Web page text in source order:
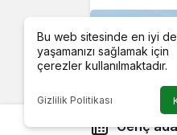
Genç
Bu web sitesinde en iyi
yaşamanızı sağlamak için
çerezler kullanılmaktadır.
Gizlilik Politikası